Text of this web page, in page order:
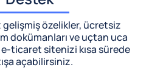
özelikler, ücretsiz
dokümanları ve uçtan uca
e-ticaret sitenizi kısa sürede
açabilirsiniz.